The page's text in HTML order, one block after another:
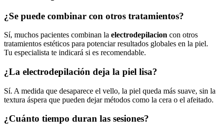
¿Se puede combinar con otros tratamientos?
Sí, muchos pacientes combinan la electrodepilacion con otros
tratamientos estéticos para potenciar resultados globales en la piel.
Tu especialista te indicará si es recomendable.
¿La electrodepilación deja la piel lisa?
Sí. A medida que desaparece el vello, la piel queda más suave, sin la
textura áspera que pueden dejar métodos como la cera o el afeitado.
¿Cuánto tiempo duran las sesiones?